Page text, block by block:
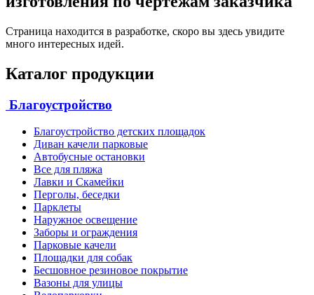
Страница находится в разработке, скоро вы здесь увидите
много интересных идей.
Каталог продукции
Благоустройство
Благоустройство детских площадок
Диван качели парковые
Автобусные остановки
Все для пляжа
Лавки и Скамейки
Перголы, беседки
Парклеты
Наружное освещение
Заборы и ограждения
Парковые качели
Площадки для собак
Бесшовное резиновое покрытие
Вазоны для улицы